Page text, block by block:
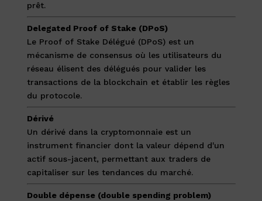
prêt.
Delegated Proof of Stake (DPoS)
Le Proof of Stake Délégué (DPoS) est un
mécanisme de consensus où les utilisateurs du
réseau élisent des délégués pour valider les
transactions de la blockchain et établir les règles
du protocole.
Dérivé
Un dérivé dans la cryptomonnaie est un
instrument financier dont la valeur dépend d'un
actif sous-jacent, permettant aux traders de
capitaliser sur les tendances du marché.
Double dépense (double spending problem)